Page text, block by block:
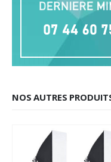
NOS AUTRES